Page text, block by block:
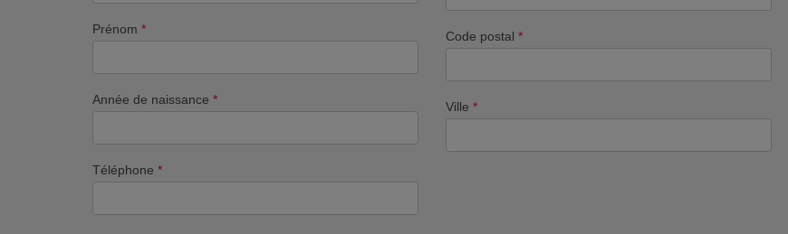
Prénom *
Année de naissance *
Téléphone *
Code postal *
Ville *